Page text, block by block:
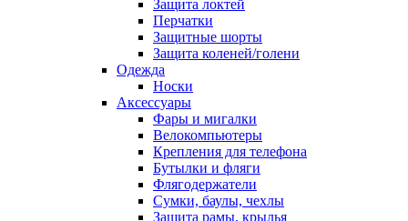
Защита локтей
Перчатки
Защитные шорты
Защита коленей/голени
Одежда
Носки
Аксессуары
Фары и мигалки
Велокомпьютеры
Крепления для телефона
Бутылки и фляги
Флягодержатели
Сумки, баулы, чехлы
Защита рамы, крылья